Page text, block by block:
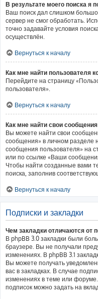
В результате моего поиска я
Ваш поиск дал слишком
сервер не смог обработать.
точно задавайте условия
осуществлён.
Вернуться к началу
Как мне найти пользователя
Перейдите на страницу
пользователя».
Вернуться к началу
Как мне найти свои
Вы можете найти свои
сообщения» в личном разделе
сообщения пользователя» на
или по ссылке «Ваши
Чтобы найти созданные вами
поиска, заполнив
Вернуться к началу
Подписки и закладки
Чем закладки отличаются от
В phpBB 3.0 закладки были
браузере. Вы не получали
изменениях. В phpBB 3.1
Вы можете получать
вас в закладках. В случае
изменениях в теме или
подписок можно задать на